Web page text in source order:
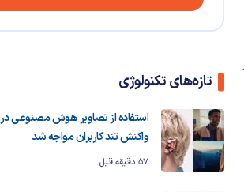
تازه‌های تکنولوژی
استفاده از تصاویر هوش مصنوعی در
واکنش تند کاربران مواجه شد
57 دقیقه قبل